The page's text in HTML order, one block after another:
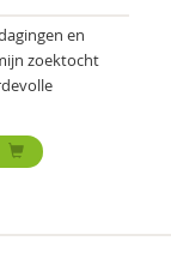
en
zoektocht